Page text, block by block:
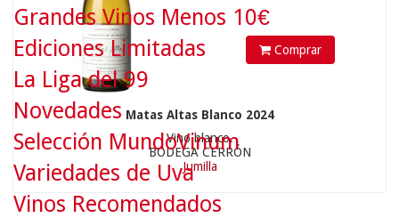
Comprar
Matas Altas Blanco 2024
Vino blanco.
BODEGA CERRÓN
Jumilla
Grandes Vinos Menos 10€
Ediciones Limitadas
La Liga del 99
Novedades
Selección MundoVinum
Variedades de Uva
Vinos Recomendados